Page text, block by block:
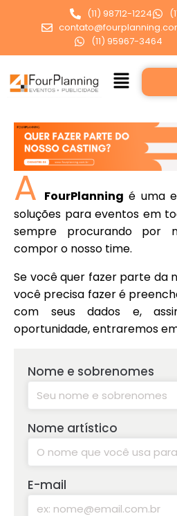
(11) 98712-1224
(11) 95967-3464
A FourPlanning é uma
soluções para eventos em
sempre procurando por
compor o nosso time.
Se você quer fazer parte da
você precisa fazer é
com seus dados e,
oportunidade, entraremos
Nome e sobrenomes
Nome artístico
E-mail